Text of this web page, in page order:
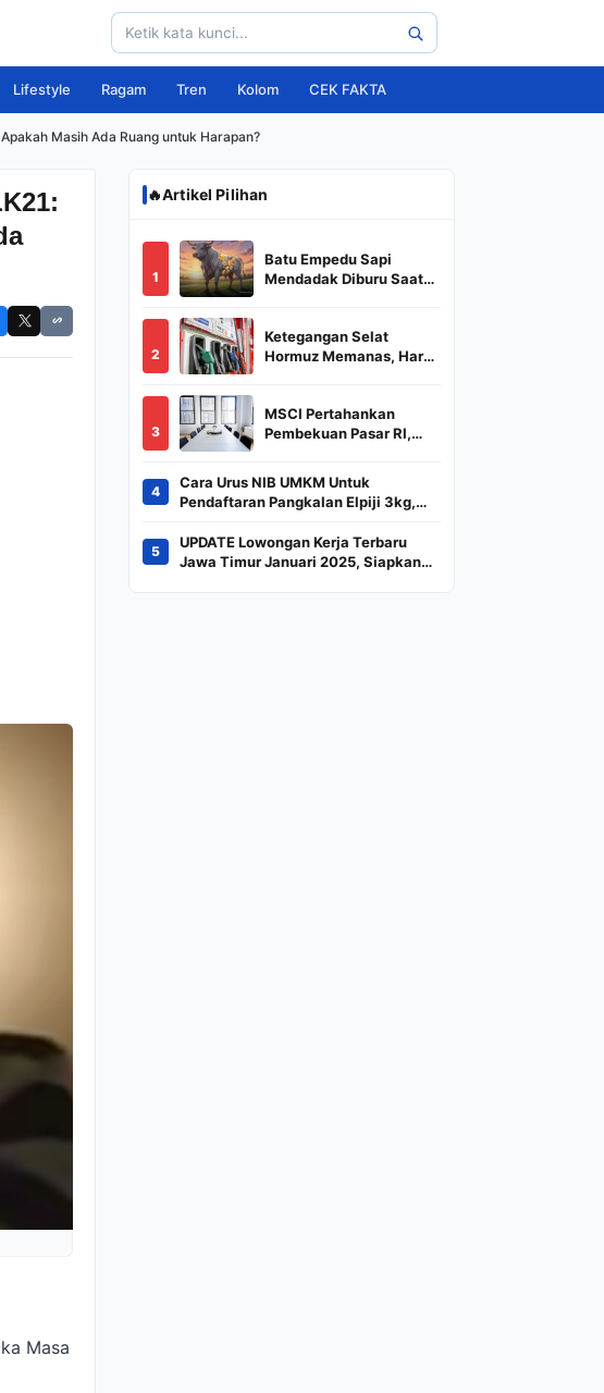
Lifestyle Ragam Tren Kolom CEK FAKTA
Masih Ada Ruang untuk Harapan?
Masa
🔥Artikel Pilihan
1
Batu Empedu Sapi
Mendadak Diburu Saat
Puluhan Juta
2
Ketegangan Selat
Hormuz Memanas, Harga
3
MSCI Pertahankan
Pembekuan Pasar RI,
Indeks
4
Cara Urus NIB UMKM Untuk
Pendaftaran Pangkalan Elpiji 3kg,
Kilogram
5
UPDATE Lowongan Kerja Terbaru
Jawa Timur Januari 2025, Siapkan